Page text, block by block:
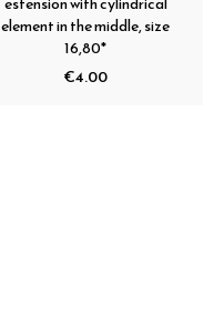
element in the middle, size
16,80*
€4.00